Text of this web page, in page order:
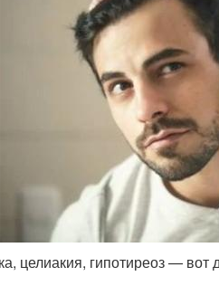
целиакия, гипотиреоз —